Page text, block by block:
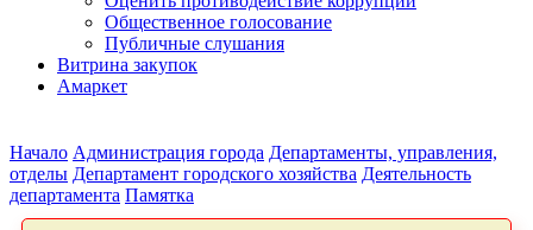
Общественное голосование
Публичные слушания
Витрина закупок
Амаркет
Начало Администрация города Департаменты, управления,
отделы Департамент городского хозяйства Деятельность
департамента Памятка